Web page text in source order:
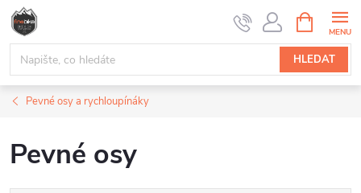
Přejít
obsah
HLEDAT
NÁKUPNÍ
KOŠÍK
Pevné osy a rychloupínáky
Pevné osy